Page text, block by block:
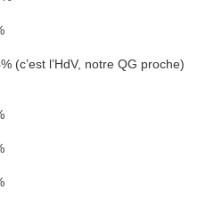
% (c’est l’HdV, notre QG proche)